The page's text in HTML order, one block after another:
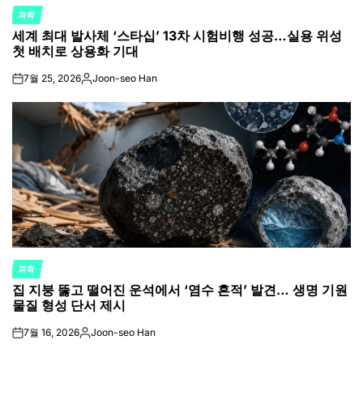
POSTED
IN
과학
세계 최대 발사체 ‘스타십’ 13차 시험비행 성공…실용 위성
첫 배치로 상용화 기대
on7월 25, 2026Posted
Joon-seo Han
POSTED
IN
과학
집 지붕 뚫고 떨어진 운석에서 ‘염수 흔적’ 발견… 생명 기원
물질 형성 단서 제시
on7월 16, 2026Posted
Joon-seo Han